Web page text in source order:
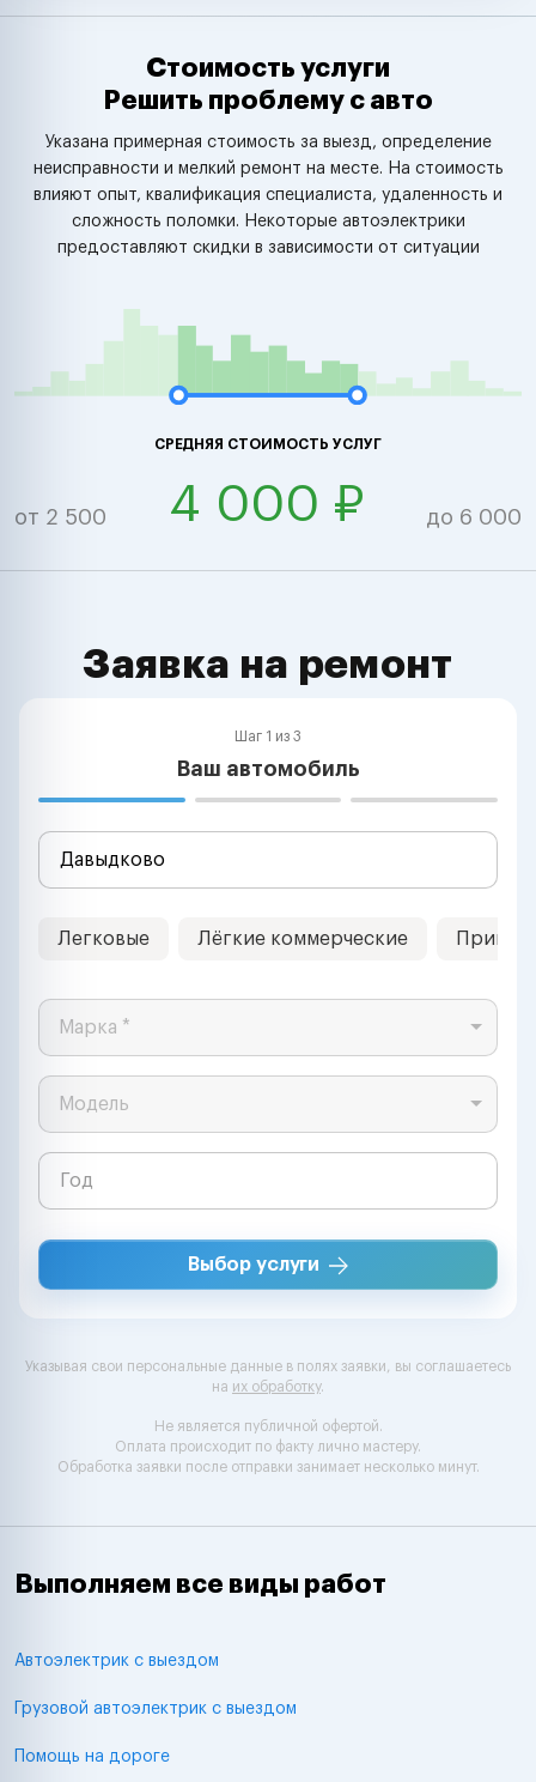
Стоимость услуги
Решить проблему с авто
Указана примерная стоимость за выезд, определение
неисправности и мелкий ремонт на месте. На стоимость
влияют опыт, квалификация специалиста, удаленность и
сложность поломки. Некоторые автоэлектрики
предоставляют скидки в зависимости от ситуации
СРЕДНЯЯ СТОИМОСТЬ УСЛУГ
от 2 500 4 000 ₽ до 6 000
Заявка на ремонт
Шаг 1 из 3
Ваш автомобиль
Легковые Лёгкие коммерческие
Марка *
Модель
Выбор услуги
Указывая свои персональные данные в полях заявки, вы соглашаетесь
на их обработку.
Не является публичной офертой.
Оплата происходит по факту лично мастеру.
Обработка заявки после отправки занимает несколько минут.
Выполняем все виды работ
Автоэлектрик с выездом
Грузовой автоэлектрик с выездом
Помощь на дороге